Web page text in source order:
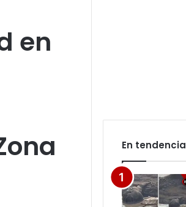
en
En tendencia